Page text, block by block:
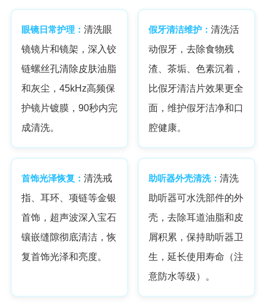
眼镜日常护理： 清洗眼
镜镜片和镜架，深入铰
链螺丝孔清除皮肤油脂
和灰尘，45kHz高频保
护镜片镀膜，90秒内完
成清洗。
假牙清洁维护： 清洗活
动假牙，去除食物残
渣、茶垢、色素沉着，
比假牙清洁片效果更全
面，维护假牙洁净和口
腔健康。
首饰光泽恢复： 清洗戒
指、耳环、项链等金银
首饰，超声波深入宝石
镶嵌缝隙彻底清洁，恢
复首饰光泽和亮度。
助听器外壳清洗： 清洗
助听器可水洗部件的外
壳，去除耳道油脂和皮
屑积累，保持助听器卫
生，延长使用寿命（注
意防水等级）。